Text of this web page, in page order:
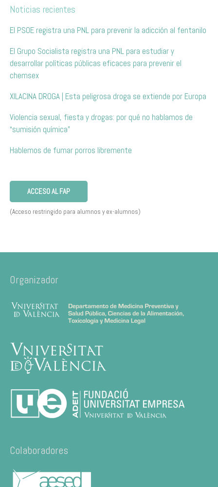
Noticias recientes
El PSOE registra una PNL para prevenir la adicción al fentanilo
El Grupo Socialista registra una PNL para estudiar y
desarrollar políticas públicas eficaces para prevenir el
chemsex
XILACINA DROGA | Esta peligrosa droga se extiende por Europa
Violencia sexual, fiesta y drogas: por qué no hablamos de
“sumisión química”
Hablemos de fumar porros libremente
ACCESO AL FAP
(Acceso restringido para alumnos y ex-alumnos)
Organizador
Colaboradores